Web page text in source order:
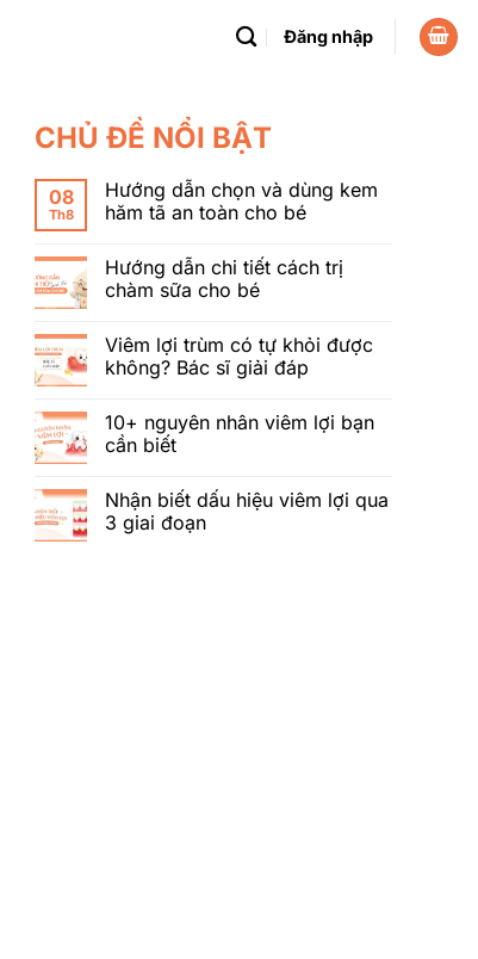
Đăng nhập
CHỦ ĐỀ NỔI BẬT
08
Th8
Hướng dẫn chọn và dùng kem
hăm tã an toàn cho bé
Hướng dẫn chi tiết cách trị
chàm sữa cho bé
Viêm lợi trùm có tự khỏi được
không? Bác sĩ giải đáp
10+ nguyên nhân viêm lợi bạn
cần biết
Nhận biết dấu hiệu viêm lợi qua
3 giai đoạn